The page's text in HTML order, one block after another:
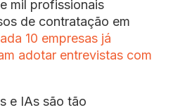
mil profissionais
de contratação em
10 empresas já
adotar entrevistas com
e IAs são tão